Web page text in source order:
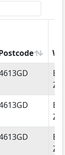
Postcode